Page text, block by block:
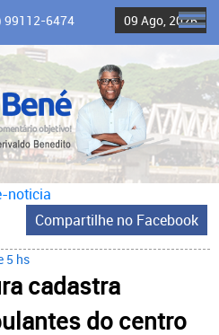
99112-6474 09 Ago, 2026
noticia
Compartilhe no Facebook
5 hs
cadastra
do centro